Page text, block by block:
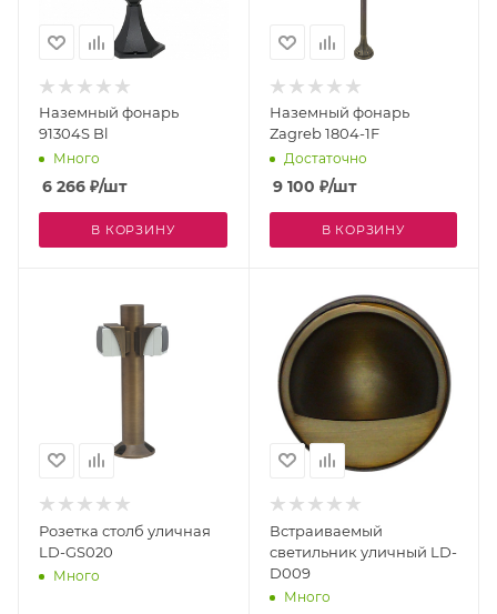
Наземный фонарь
91304S Bl
Много
6 266 ₽/шт
В КОРЗИНУ
Наземный фонарь
Zagreb 1804-1F
Достаточно
9 100 ₽/шт
В КОРЗИНУ
Розетка столб уличная
LD-GS020
Много
Встраиваемый
светильник уличный LD-
D009
Много